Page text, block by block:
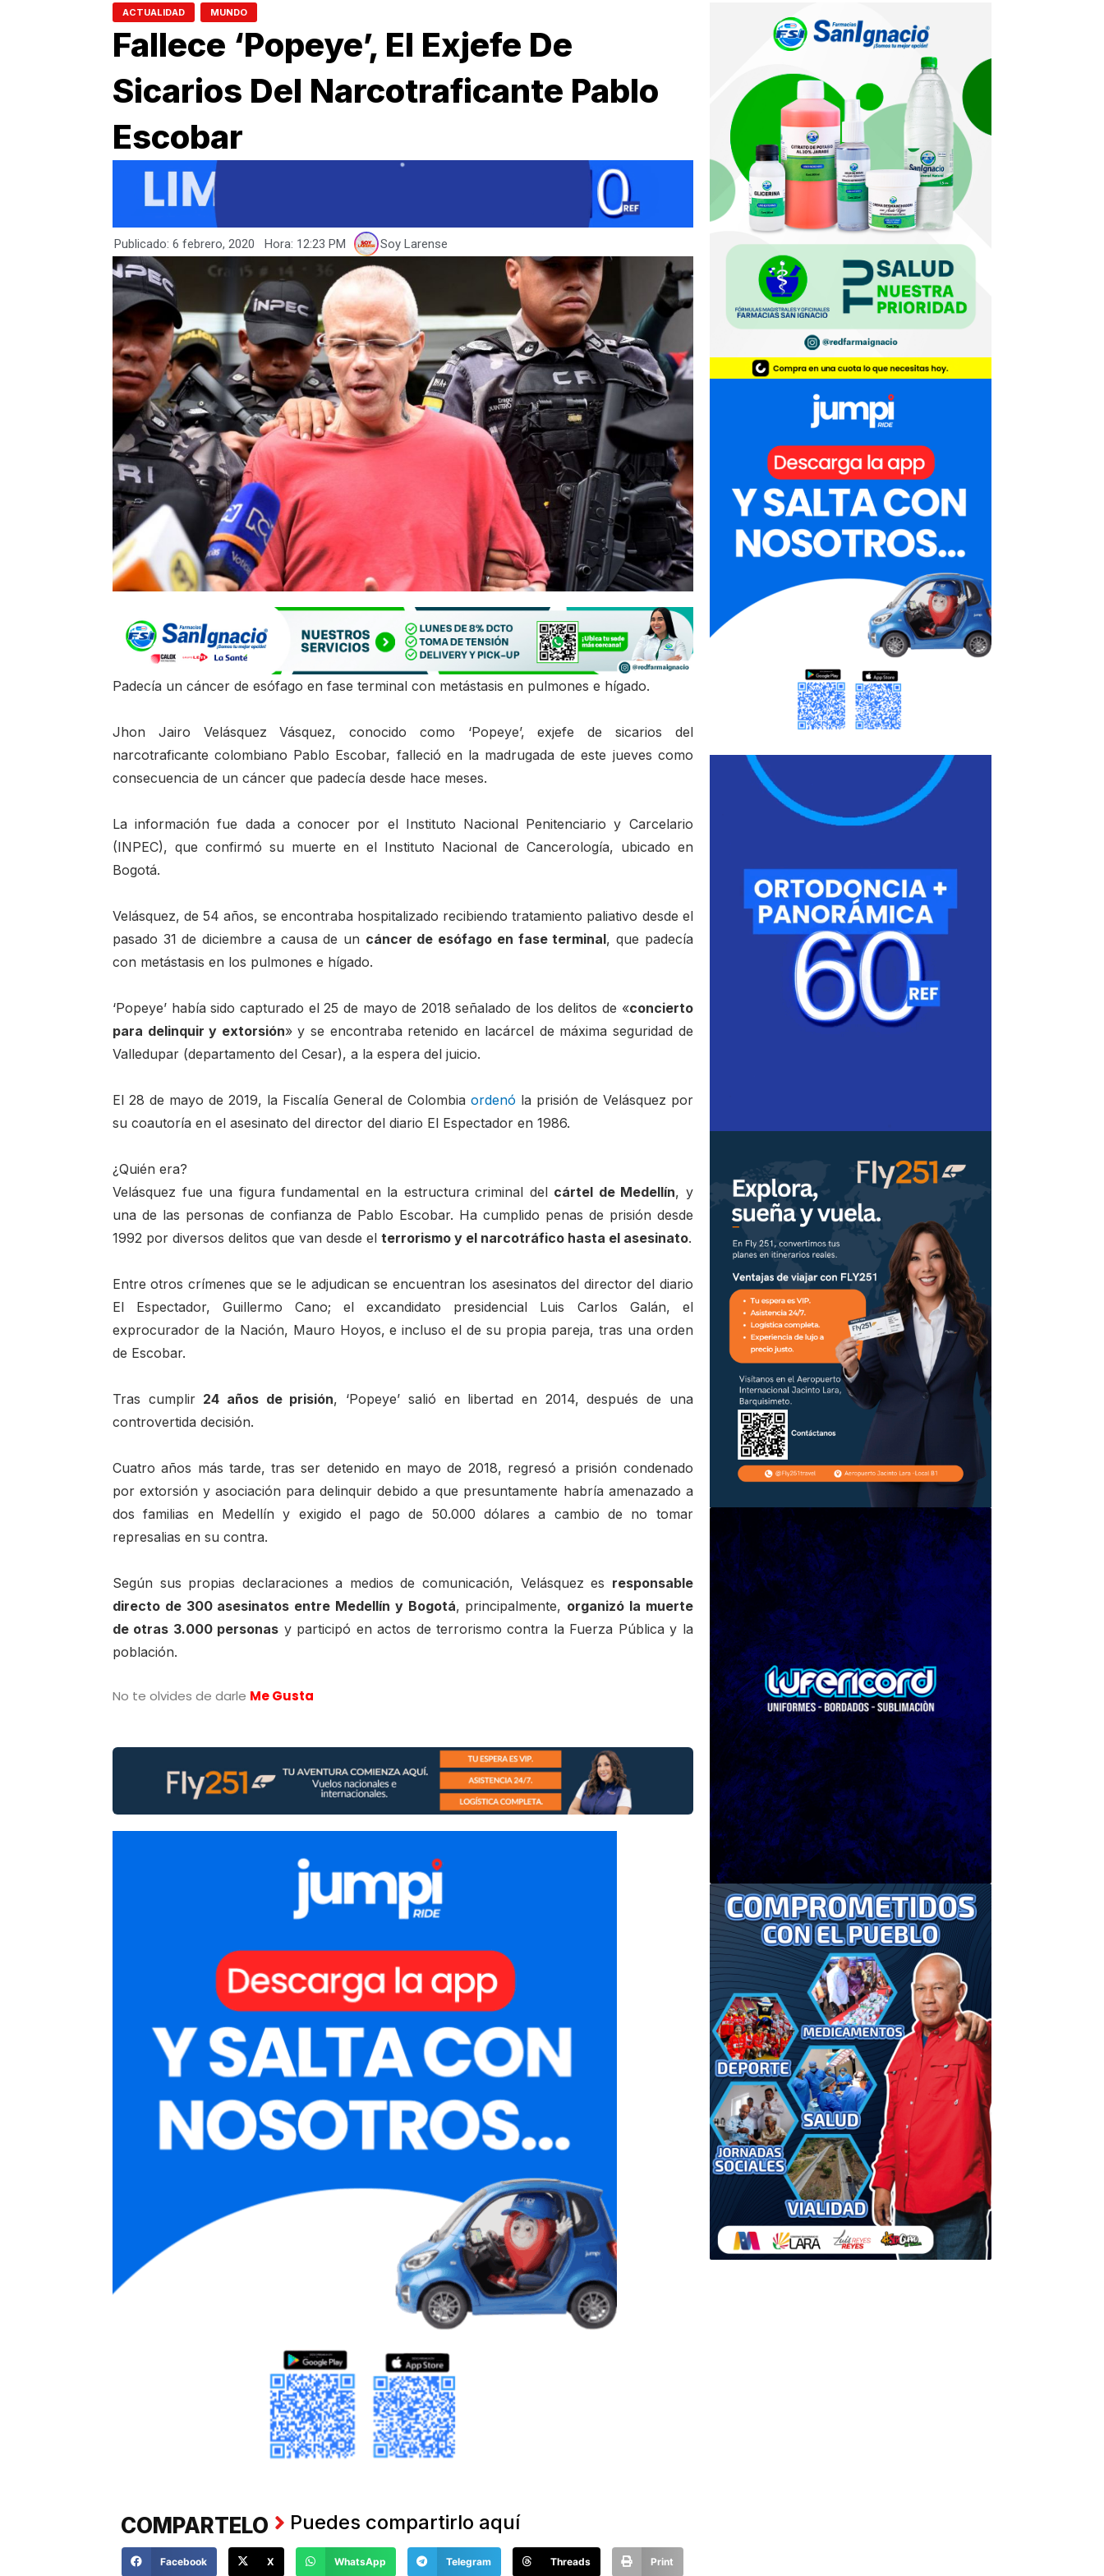
ACTUALIDAD MUNDO
Fallece ‘Popeye’, El Exjefe De
Sicarios Del Narcotraficante Pablo
Escobar
Publicado: 6 febrero, 2020 Hora: 12:23 PM Soy Larense
Padecía un cáncer de esófago en fase terminal con metástasis en pulmones e hígado.
Jhon Jairo Velásquez Vásquez, conocido como ‘Popeye’, exjefe de sicarios del
narcotraficante colombiano Pablo Escobar, falleció en la madrugada de este jueves como
consecuencia de un cáncer que padecía desde hace meses.
La información fue dada a conocer por el Instituto Nacional Penitenciario y Carcelario
(INPEC), que confirmó su muerte en el Instituto Nacional de Cancerología, ubicado en
Bogotá.
Velásquez, de 54 años, se encontraba hospitalizado recibiendo tratamiento paliativo desde el
pasado 31 de diciembre a causa de un cáncer de esófago en fase terminal, que padecía
con metástasis en los pulmones e hígado.
‘Popeye’ había sido capturado el 25 de mayo de 2018 señalado de los delitos de «concierto
para delinquir y extorsión» y se encontraba retenido en lacárcel de máxima seguridad de
Valledupar (departamento del Cesar), a la espera del juicio.
El 28 de mayo de 2019, la Fiscalía General de Colombia ordenó la prisión de Velásquez por
su coautoría en el asesinato del director del diario El Espectador en 1986.
¿Quién era?
Velásquez fue una figura fundamental en la estructura criminal del cártel de Medellín, y
una de las personas de confianza de Pablo Escobar. Ha cumplido penas de prisión desde
1992 por diversos delitos que van desde el terrorismo y el narcotráfico hasta el asesinato.
Entre otros crímenes que se le adjudican se encuentran los asesinatos del director del diario
El Espectador, Guillermo Cano; el excandidato presidencial Luis Carlos Galán, el
exprocurador de la Nación, Mauro Hoyos, e incluso el de su propia pareja, tras una orden
de Escobar.
Tras cumplir 24 años de prisión, ‘Popeye’ salió en libertad en 2014, después de una
controvertida decisión.
Cuatro años más tarde, tras ser detenido en mayo de 2018, regresó a prisión condenado
por extorsión y asociación para delinquir debido a que presuntamente habría amenazado a
dos familias en Medellín y exigido el pago de 50.000 dólares a cambio de no tomar
represalias en su contra.
Según sus propias declaraciones a medios de comunicación, Velásquez es responsable
directo de 300 asesinatos entre Medellín y Bogotá, principalmente, organizó la muerte
de otras 3.000 personas y participó en actos de terrorismo contra la Fuerza Pública y la
población.
No te olvides de darle Me Gusta
COMPARTELO Puedes compartirlo aquí
Facebook X WhatsApp Telegram Threads Print